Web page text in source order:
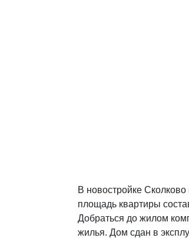
В новостройке
площадь квартиры
Добраться до жилом
жилья. Дом сдан в